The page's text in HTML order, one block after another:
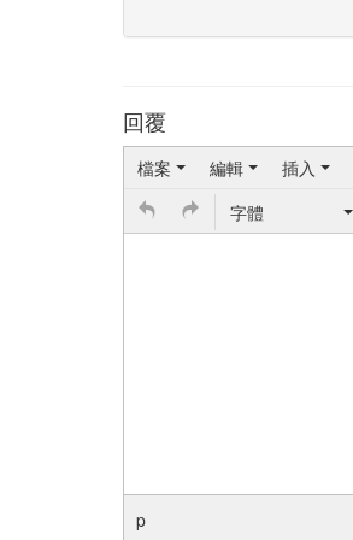
回覆
檔案 編輯 插入
字體
p